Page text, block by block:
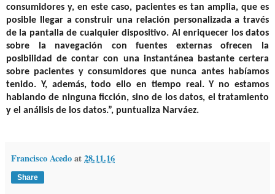
consumidores y, en este caso, pacientes es tan amplia, que es
posible llegar a construir una relación personalizada a través
de la pantalla de cualquier dispositivo. Al enriquecer los datos
sobre la navegación con fuentes externas ofrecen la
posibilidad de contar con una instantánea bastante certera
sobre pacientes y consumidores que nunca antes habíamos
tenido. Y, además, todo ello en tiempo real. Y no estamos
hablando de ninguna ficción, sino de los datos, el tratamiento
y el análisis de los datos.”, puntualiza Narváez.
Francisco Acedoat28.11.16
Share